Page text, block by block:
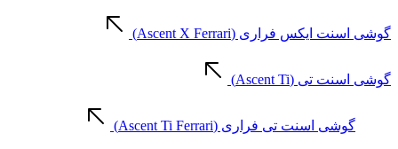
گوشی اسنت ایکس فراری (Ascent X Ferrari)
گوشی اسنت تی (Ascent Ti)
گوشی اسنت تی فراری (Ascent Ti Ferrari)